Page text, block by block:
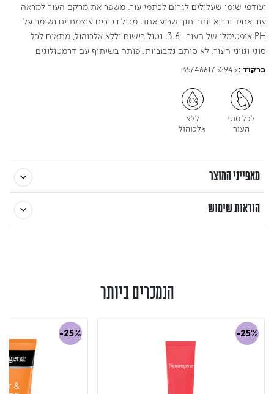
ועודפי שומן שעלולים לגרום לכתמי עור. משפר את מרקם העור למראה
עור אחיד ובריא יותר תוך שבוע אחד. מכיל רכיבים עוצמתיים ושומר על
PH אופטימלי של העור- 3.6. נטול בישום וללא אלכוהול, מתאים לכל
סוגי וגווני העור. לא סותם נקבוביות. פותח בשיתוף עם דרמטולוגים
ברקוד :3574661752945
לכל סוגי
העור
ללא
אלכוהול
מאפייני המוצר
הוראות שימוש
הנמכרים ביותר
-25%
-25%